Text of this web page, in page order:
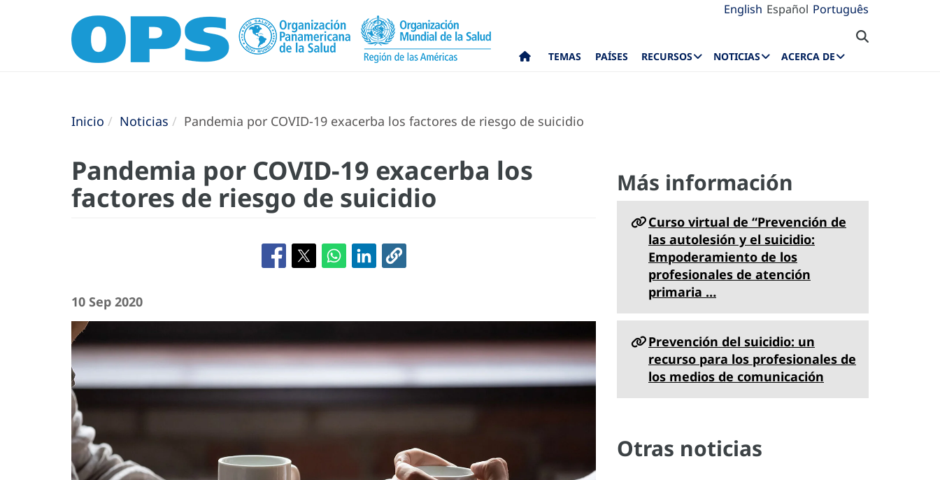
English Español Português
TEMAS PAÍSES RECURSOS NOTICIAS ACERCA DE
Inicio Noticias Pandemia por COVID-19 exacerba los factores de riesgo de suicidio
Pandemia por COVID-19 exacerba los
factores de riesgo de suicidio
10 Sep 2020
Más información
Curso virtual de “Prevención de
las autolesión y el suicidio:
Empoderamiento de los
profesionales de atención
primaria …
Prevención del suicidio: un
recurso para los profesionales de
los medios de comunicación
Otras noticias